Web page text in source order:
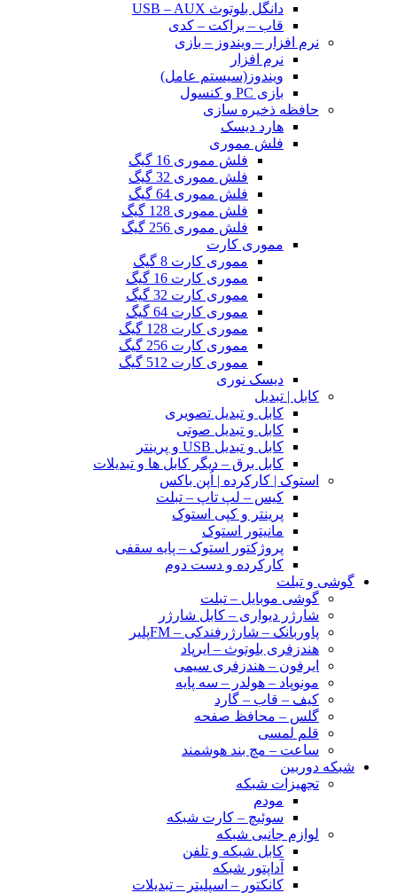
دانگل بلوتوث USB – AUX
قاب – براکت – کدی
نرم افزار – ویندوز – بازی
نرم افزار
ویندوز(سیستم عامل)
بازی PC و کنسول
حافظه ذخیره سازی
هارد دیسک
فلش مموری
فلش مموری 16 گیگ
فلش مموری 32 گیگ
فلش مموری 64 گیگ
فلش مموری 128 گیگ
فلش مموری 256 گیگ
مموری کارت
مموری کارت 8 گیگ
مموری کارت 16 گیگ
مموری کارت 32 گیگ
مموری کارت 64 گیگ
مموری کارت 128 گیگ
مموری کارت 256 گیگ
مموری کارت 512 گیگ
دیسک نوری
کابل | تبدیل
کابل و تبدیل تصویری
کابل و تبدیل صوتی
کابل و تبدیل USB و پرینتر
کابل برق – دیگر کابل ها و تبدیلات
استوک | کارکرده | اُپن باکس
کیس – لپ تاپ – تبلت
پرینتر و کپی استوک
مانیتور استوک
پروژکتور استوک – پایه سقفی
کارکرده و دست دوم
گوشی و تبلت
گوشی موبایل – تبلت
شارژر دیواری – کابل شارژر
پاوربانک – شارژرفندکی – FMپلیر
هندزفری بلوتوث – ایرپاد
ایرفون – هندزفری سیمی
مونوپاد – هولدر – سه پایه
کیف – قاب – گارد
گلس – محافظ صفحه
قلم لمسی
ساعت – مچ بند هوشمند
شبکه دوربین
تجهیزات شبکه
مودم
سوئیچ – کارت شبکه
لوازم جانبی شبکه
کابل شبکه و تلفن
آداپتور شبکه
کانکتور – اسپلیتر – تبدیلات